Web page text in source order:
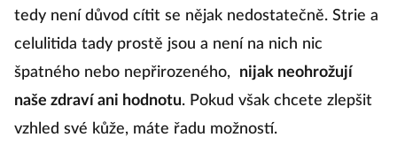
tedy není důvod cítit se nějak nedostatečně. Strie a
celulitida tady prostě jsou a není na nich nic
špatného nebo nepřirozeného,
nijak neohrožují
naše zdraví ani hodnotu. Pokud však chcete zlepšit
vzhled své kůže, máte řadu možností.